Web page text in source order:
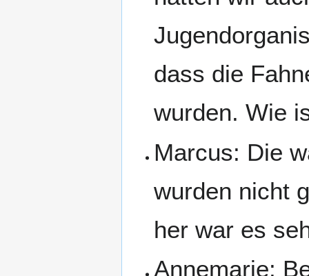
dass die
wurden. Wie
Marcus: Die
wurden nicht
her war es
Annemarie: